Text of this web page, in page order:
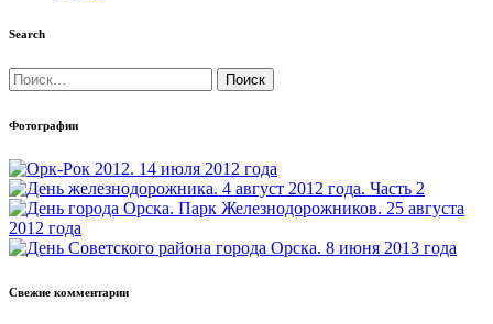
Search
Найти:
Фотографии
Свежие комментарии